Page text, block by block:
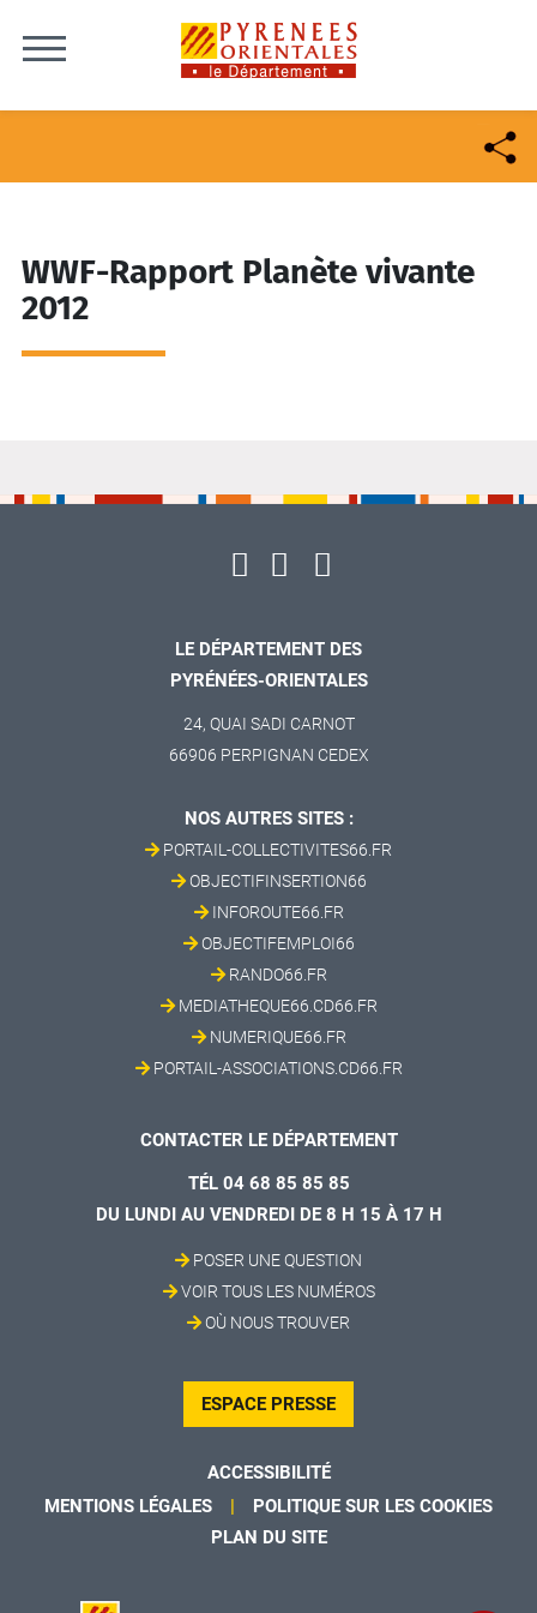
WWF-Rapport Planète vivante
2012
LE DÉPARTEMENT DES
PYRÉNÉES-ORIENTALES
24, QUAI SADI CARNOT
66906 PERPIGNAN CEDEX
NOS AUTRES SITES :
PORTAIL-COLLECTIVITES66.FR
OBJECTIFINSERTION66
INFOROUTE66.FR
OBJECTIFEMPLOI66
RANDO66.FR
MEDIATHEQUE66.CD66.FR
NUMERIQUE66.FR
PORTAIL-ASSOCIATIONS.CD66.FR
CONTACTER LE DÉPARTEMENT
TÉL 04 68 85 85 85
DU LUNDI AU VENDREDI DE 8 H 15 À 17 H
POSER UNE QUESTION
VOIR TOUS LES NUMÉROS
OÙ NOUS TROUVER
ESPACE PRESSE
ACCESSIBILITÉ
MENTIONS LÉGALES
POLITIQUE SUR LES COOKIES
PLAN DU SITE